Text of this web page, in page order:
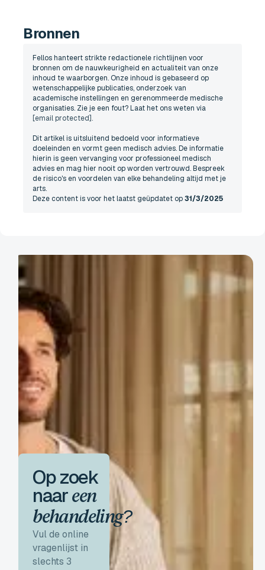
Bronnen
Fellos hanteert strikte redactionele richtlijnen voor
bronnen om de nauwkeurigheid en actualiteit van onze
inhoud te waarborgen. Onze inhoud is gebaseerd op
wetenschappelijke publicaties, onderzoek van
academische instellingen en gerenommeerde medische
organisaties. Zie je een fout? Laat het ons weten via
[email protected] .
Dit artikel is uitsluitend bedoeld voor informatieve
doeleinden en vormt geen medisch advies. De informatie
hierin is geen vervanging voor professioneel medisch
advies en mag hier nooit op worden vertrouwd. Bespreek
de risico's en voordelen van elke behandeling altijd met je
arts.
Deze content is voor het laatst geüpdatet op31/3/2025
Op zoek
naar een
behandeling?
Vul de online
vragenlijst in
slechts 3